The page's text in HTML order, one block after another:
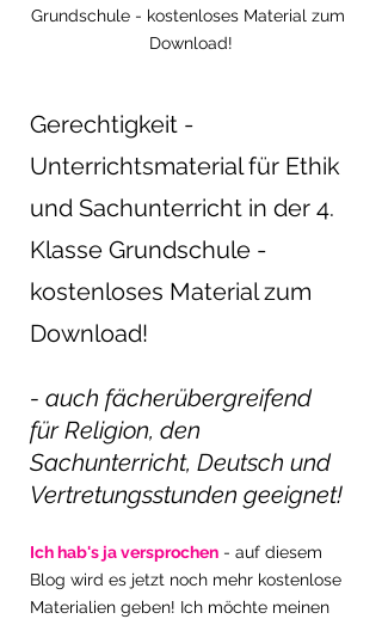
Grundschule - kostenloses Material zum
Download!
Gerechtigkeit -
Unterrichtsmaterial für Ethik
und Sachunterricht in der 4.
Klasse Grundschule -
kostenloses Material zum
Download!
- auch fächerübergreifend
für Religion, den
Sachunterricht, Deutsch und
Vertretungsstunden geeignet!
Ich hab's ja versprochen - auf diesem
Blog wird es jetzt noch mehr kostenlose
Materialien geben! Ich möchte meinen